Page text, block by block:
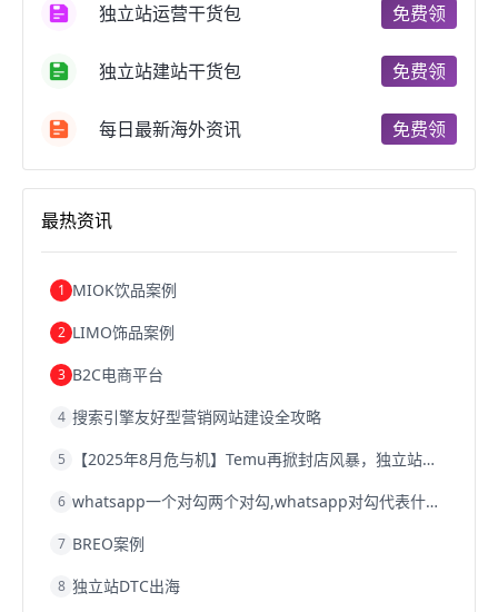
跨境电商费用美国跨境电商
天津跨境电商东南亚跨境电商
跨境电商b2b阿里巴巴跨境电商
跨境电商关税
跨境电商建站
浙江跨境电商宁波跨境电商跨境电商的模式
跨境电商优势跨境电商的优势
独立站运营干货包 免费领
独立站建站干货包 免费领
每日最新海外资讯 免费领
最热资讯
1 MIOK饮品案例
2 LIMO饰品案例
3 B2C电商平台
4 搜索引擎友好型营销网站建设全攻略
5 【2025年8月危与机】Temu再掀封店风暴，独立站才是跨境卖家的避险通道
6 whatsapp一个对勾两个对勾,whatsapp对勾代表什么意思
7 BREO案例
8 独立站DTC出海